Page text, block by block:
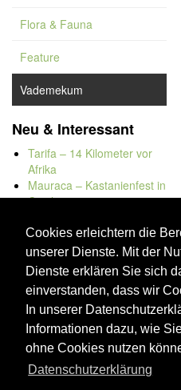
Cookies erleichtern die
unserer Dienste. Mit der
Dienste erklären Sie sich
einverstanden, dass wir
In unserer
Informationen dazu, wie
ohne Cookies nutzen
Datenschutzerklärung
Flora & Fauna
Feature
Vademekum
Neu & Interessant
Tarifa – 14 Kilometer vor
Afrika
Mauraca – Kastanienfest in
Capileira
Bolonia
Kap Trafalgar
Düne von Bolonia